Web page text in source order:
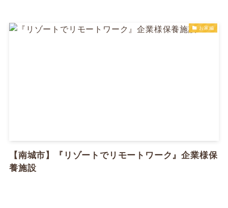
お家編
【南城市】『リゾートでリモートワーク』企業様保
養施設